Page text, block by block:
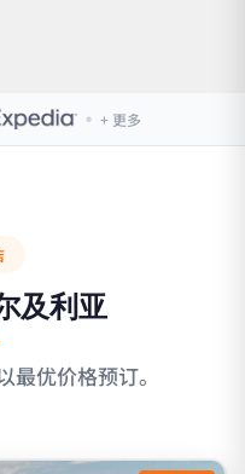
·+ 更多
及利亚
最优价格预订。